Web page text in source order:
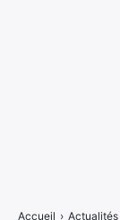
Accueil › Actualités